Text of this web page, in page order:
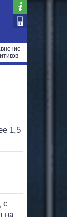
1,5
с
на